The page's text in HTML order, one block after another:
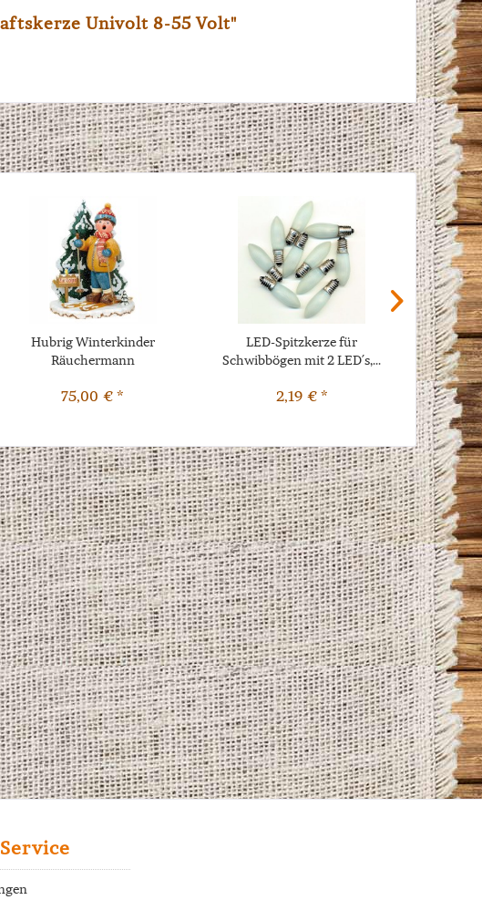
Univolt 8-55 Volt"
Hubrig Winterkinder
Räuchermann
75,00 € *
LED-Spitzkerze für
Schwibbögen mit 2 LED´s,...
2,19 € *